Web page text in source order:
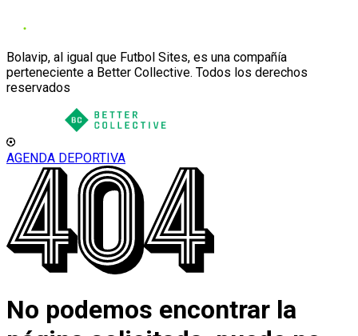
Bolavip, al igual que Futbol Sites, es una compañía
perteneciente a Better Collective. Todos los derechos
reservados
AGENDA DEPORTIVA
No podemos encontrar la